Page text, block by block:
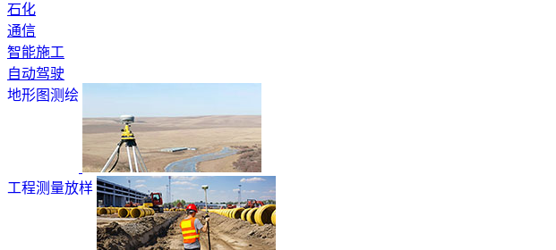
石化
通信
智能施工
自动驾驶
地形图测绘
工程测量放样